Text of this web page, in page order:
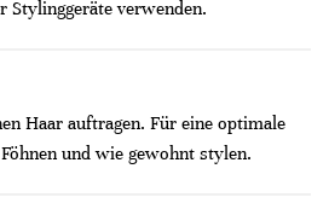
Stylinggeräte verwenden.
Haar auftragen. Für eine optimale
und wie gewohnt stylen.